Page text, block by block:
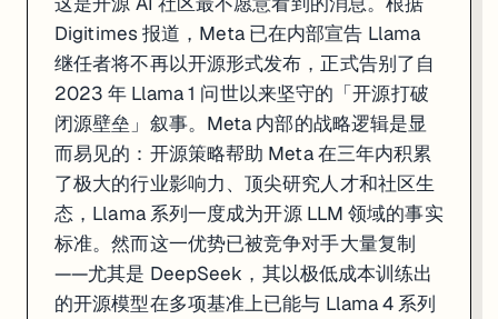
Digitimes 报道，Meta 已在内部宣告 Llama
继任者将不再以开源形式发布，正式告别了自
2023 年 Llama 1 问世以来坚守的「开源打破
闭源壁垒」叙事。Meta 内部的战略逻辑是显
而易见的：开源策略帮助 Meta 在三年内积累
了极大的行业影响力、顶尖研究人才和社区生
态，Llama 系列一度成为开源 LLM 领域的事实
标准。然而这一优势已被竞争对手大量复制
——尤其是 DeepSeek，其以极低成本训练出
的开源模型在多项基准上已能与 Llama 4 系列